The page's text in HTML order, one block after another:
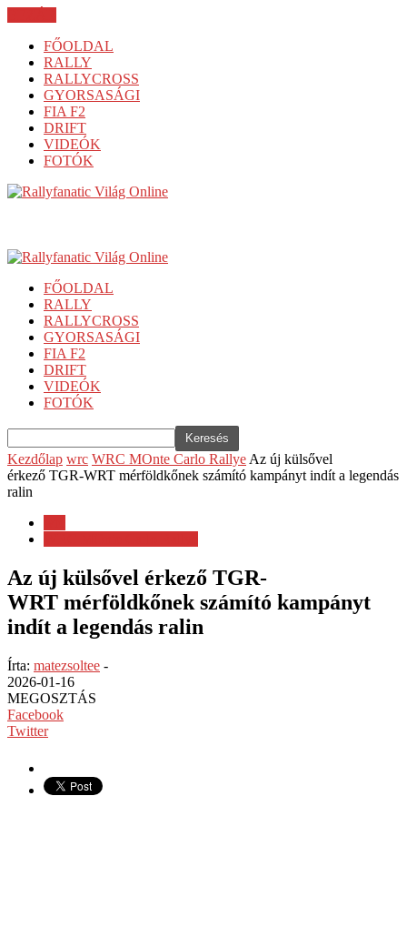
FŐOLDAL
RALLY
RALLYCROSS
GYORSASÁGI
FIA F2
DRIFT
VIDEÓK
FOTÓK
FŐOLDAL
RALLY
RALLYCROSS
GYORSASÁGI
FIA F2
DRIFT
VIDEÓK
FOTÓK
Kezdőlap wrc WRC MOnte Carlo Rallye Az új külsővel
érkező TGR-WRT mérföldkőnek számító kampányt indít a legendás
ralin
Az új külsővel érkező TGR-
WRT mérföldkőnek számító kampányt
indít a legendás ralin
Írta: matezsoltee -
2026-01-16
MEGOSZTÁS
Facebook
Twitter